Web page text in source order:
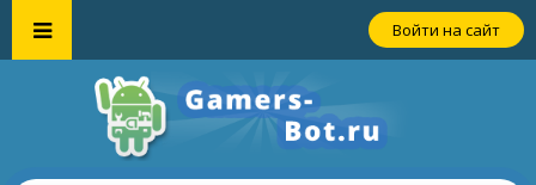
Войти на сайт